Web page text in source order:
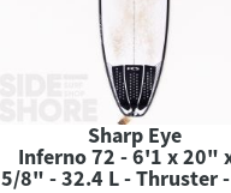
Sharp Eye
Inferno 72 - 6'1 x 20"
5/8" - 32.4 L - Thruster -